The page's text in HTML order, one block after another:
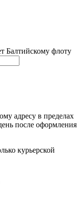
Балтийскому флоту
адресу в пределах
после оформления
курьерской